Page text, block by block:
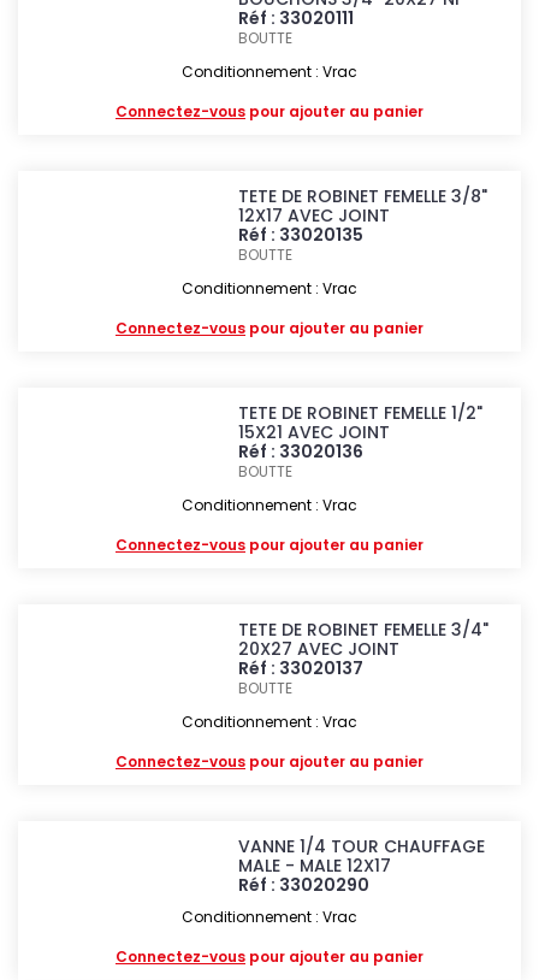
Réf : 33020111
BOUTTE
Conditionnement : Vrac
Connectez-vous pour ajouter au panier
TETE DE ROBINET FEMELLE 3/8"
12X17 AVEC JOINT
Réf : 33020135
BOUTTE
Conditionnement : Vrac
Connectez-vous pour ajouter au panier
TETE DE ROBINET FEMELLE 1/2"
15X21 AVEC JOINT
Réf : 33020136
BOUTTE
Conditionnement : Vrac
Connectez-vous pour ajouter au panier
TETE DE ROBINET FEMELLE 3/4"
20X27 AVEC JOINT
Réf : 33020137
BOUTTE
Conditionnement : Vrac
Connectez-vous pour ajouter au panier
VANNE 1/4 TOUR CHAUFFAGE
MALE - MALE 12X17
Réf : 33020290
Conditionnement : Vrac
Connectez-vous pour ajouter au panier